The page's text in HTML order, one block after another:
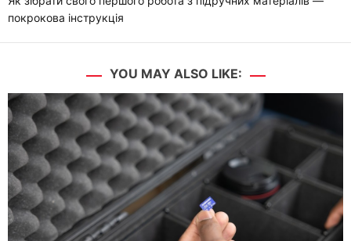
покрокова інструкція
YOU MAY ALSO LIKE: